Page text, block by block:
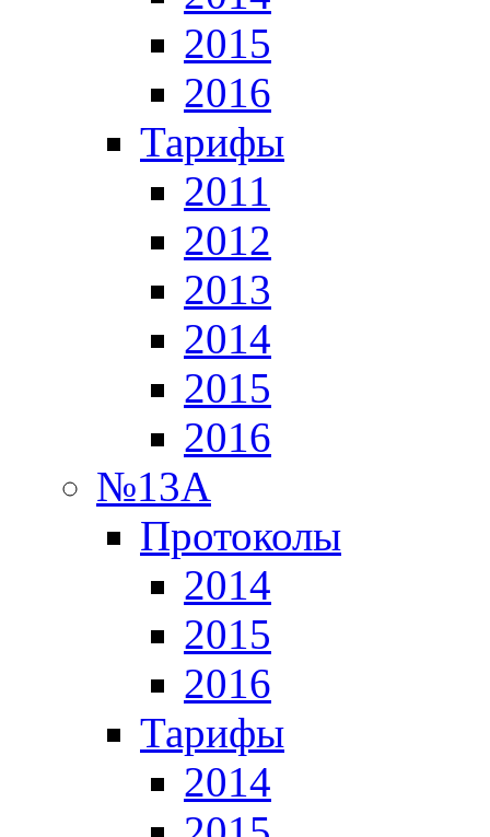
2015
2016
Тарифы
2011
2012
2013
2014
2015
2016
№13А
Протоколы
2014
2015
2016
Тарифы
2014